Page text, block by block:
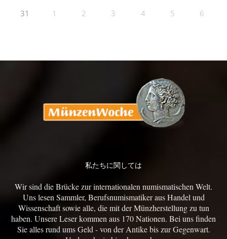
31 1 2 3 4 5 6
私たちに関しては
Wir sind die Brücke zur internationalen numismatischen Welt.
Uns lesen Sammler, Berufsnumismatiker aus Handel und
Wissenschaft sowie alle, die mit der Münzherstellung zu tun
haben. Unsere Leser kommen aus 170 Nationen. Bei uns finden
Sie alles rund ums Geld - von der Antike bis zur Gegenwart.